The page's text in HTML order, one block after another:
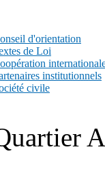
d'orientation
de Loi
institutionnels
civile